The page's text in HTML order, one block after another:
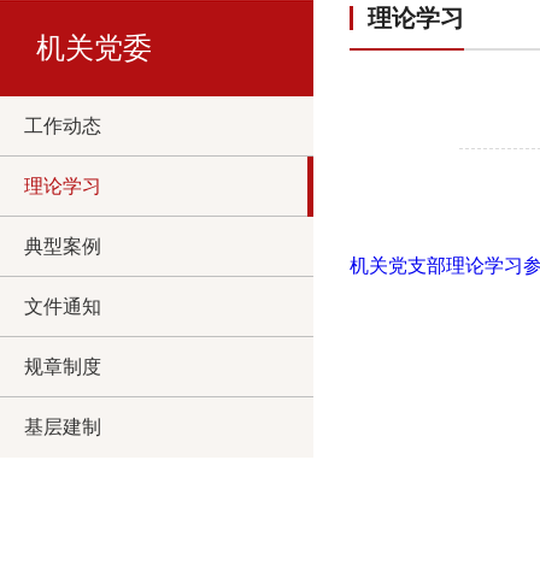
机关党委
工作动态
理论学习
典型案例
文件通知
规章制度
基层建制
理论学习
机关党支部理论学习